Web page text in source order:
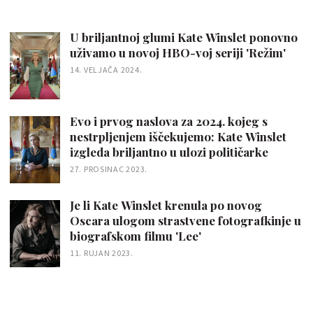
U briljantnoj glumi Kate Winslet ponovno
uživamo u novoj HBO-voj seriji 'Režim'
14. VELJAČA 2024.
Evo i prvog naslova za 2024. kojeg s
nestrpljenjem iščekujemo: Kate Winslet
izgleda briljantno u ulozi političarke
27. PROSINAC 2023.
Je li Kate Winslet krenula po novog
Oscara ulogom strastvene fotografkinje u
biografskom filmu 'Lee'
11. RUJAN 2023.